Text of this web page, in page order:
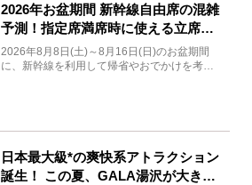
2026年お盆期間 新幹線自由席の混雑
予測！指定席満席時に使える立席特
急券も解説
2026年8月8日(土)～8月16日(日)のお盆期間
に、新幹線を利用して帰省やおでかけを考え
日本最大級*の爽快系アトラクション
誕生！ この夏、GALA湯沢が大きく